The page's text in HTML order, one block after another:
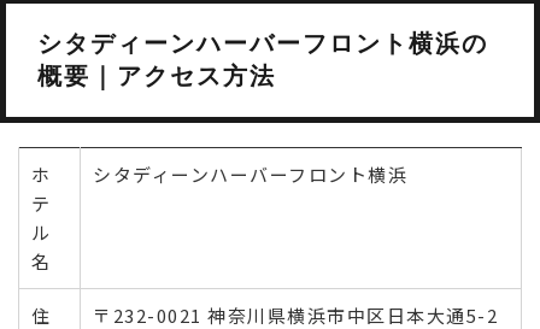
シタディーンハーバーフロント横浜の
概要｜アクセス方法
ホ
テ
ル
名
シタディーンハーバーフロント横浜
住
〒232-0021 神奈川県横浜市中区日本大通5-2